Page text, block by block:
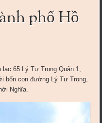
phố Hồ
lạc 65 Lý Tự Trọng Quận 1,
bốn con đường Lý Tự Trọng,
Nghĩa.